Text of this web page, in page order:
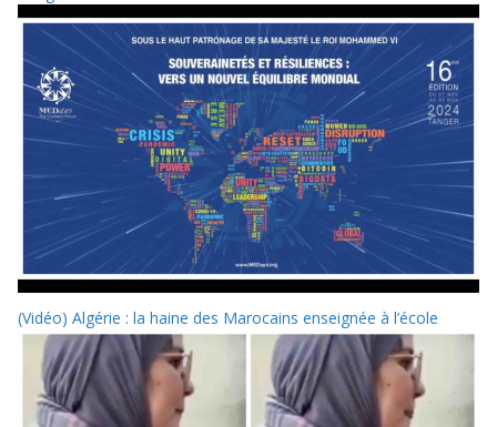
(Vidéo) Algérie : la haine des Marocains enseignée à l’école